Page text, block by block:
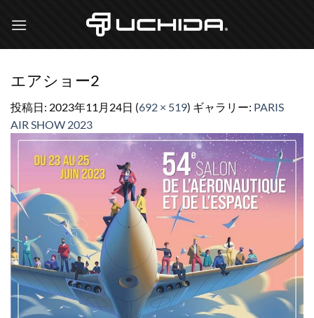
エアショー2
投稿日: 2023年11月24日 (692 × 519) ギャラリー: PARIS
AIR SHOW 2023